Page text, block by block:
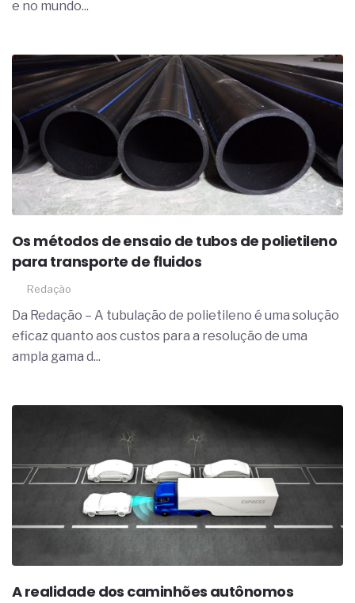
e no mundo...
Os métodos de ensaio de tubos de polietileno
para transporte de fluidos
Redação
Da Redação – A tubulação de polietileno é uma solução
eficaz quanto aos custos para a resolução de uma
ampla gama d...
A realidade dos caminhões autônomos